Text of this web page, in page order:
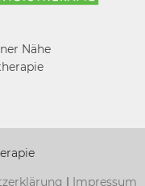
Nähe
| Impressum